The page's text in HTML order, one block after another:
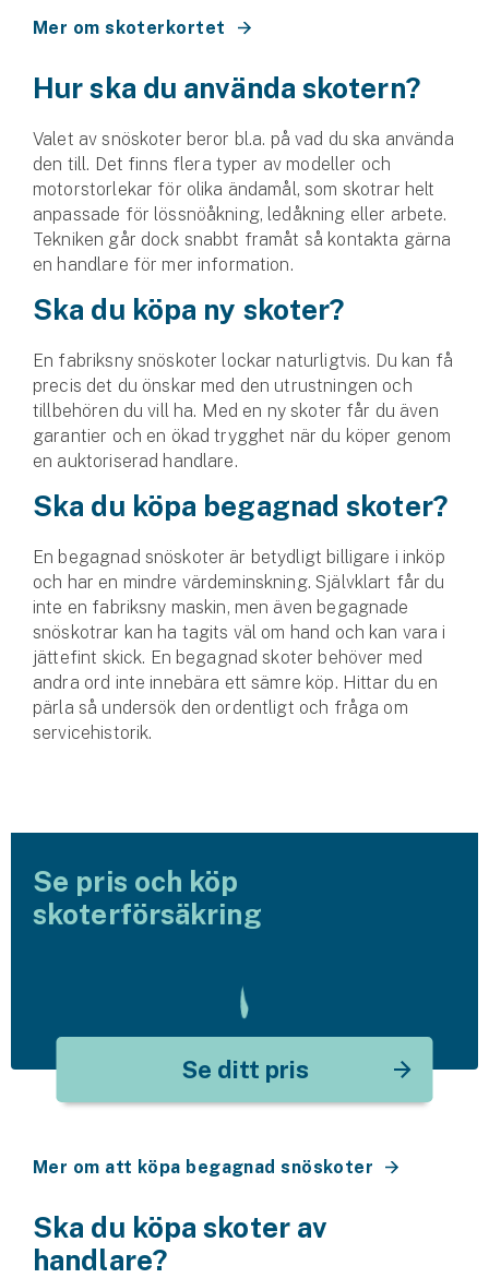
Kattförsäkring
Djurförsäkring
Hemförsäkring
Villaförsäkring
Bostadsrättsförsäkring
Hyresrättsförsäkring
Fritidshusförsäkring
Företag
Företagsförsäkring
Bilförsäkring för företag
Släpvagnsförsäkring
Drönarförsäkring
För förmedlare
Gruppförsäkringar
Se alla försäkringar
Mer om skoterkortet
Hur ska du använda skotern?
Valet av snöskoter beror bl.a. på vad du ska använda
den till. Det finns flera typer av modeller och
motorstorlekar för olika ändamål, som skotrar helt
anpassade för lössnöåkning, ledåkning eller arbete.
Tekniken går dock snabbt framåt så kontakta gärna
en handlare för mer information.
Ska du köpa ny skoter?
En fabriksny snöskoter lockar naturligtvis. Du kan få
precis det du önskar med den utrustningen och
tillbehören du vill ha. Med en ny skoter får du även
garantier och en ökad trygghet när du köper genom
en auktoriserad handlare.
Ska du köpa begagnad skoter?
En begagnad snöskoter är betydligt billigare i inköp
och har en mindre värdeminskning. Självklart får du
inte en fabriksny maskin, men även begagnade
snöskotrar kan ha tagits väl om hand och kan vara i
jättefint skick. En begagnad skoter behöver med
andra ord inte innebära ett sämre köp. Hittar du en
pärla så undersök den ordentligt och fråga om
servicehistorik.
Se pris och köp
skoterförsäkring
Se ditt pris
Mer om att köpa begagnad snöskoter
Ska du köpa skoter av
handlare?